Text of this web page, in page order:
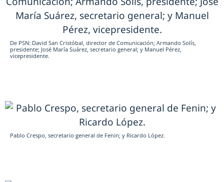
De PSN: David San Cristóbal, director de Comunicación; Armando Solís,
presidente; José María Suárez, secretario general; y Manuel Pérez,
vicepresidente.
Pablo Crespo, secretario general de Fenin; y Ricardo López.